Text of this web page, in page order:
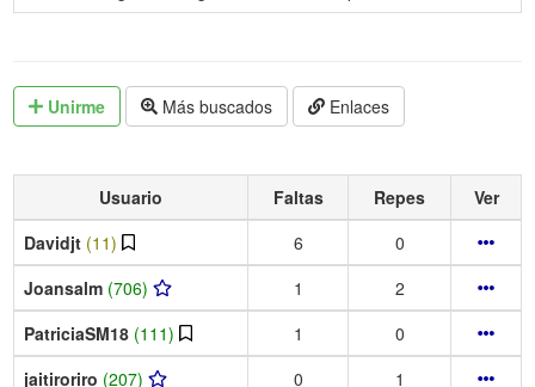
Unirme Más buscados Enlaces
Usuario Faltas Repes
Ver
Davidjt (11) 6
0
Joansalm (706) 1
2
PatriciaSM18 (111) 1
0
jaitiroriro (207) 0 1